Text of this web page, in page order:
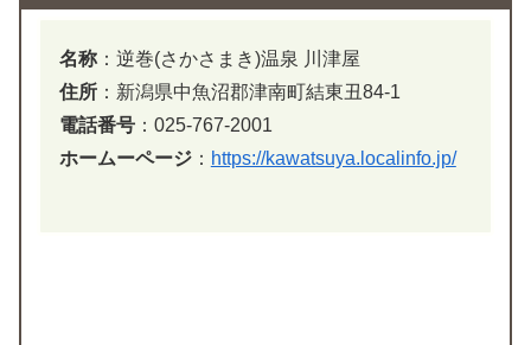
名称：逆巻(さかさまき)温泉 川津屋
住所：新潟県中魚沼郡津南町結東丑84-1
電話番号：025-767-2001
ホームーページ： https://kawatsuya.localinfo.jp/